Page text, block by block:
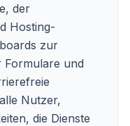
der
Hosting-
zur
Formulare und
Nutzer,
die Dienste